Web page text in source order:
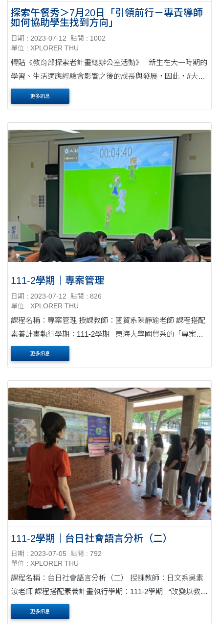
探索午餐秀＞7月20日「引領前行－專責導師
如何協助學生找到方向」
日期 : 2023-07-12
點閱 : 1002
單位 : XPLORER THU
轉貼《教育部探索者計畫總辦公室活動》 新生在大一時期的
學習、生活適應經驗會影響之後的成長與發展，因此，#大一
年 是大學生是否成功轉換的重要階段。 #Xplorer探索者計畫
和各師長一樣關心這個....
更多訊息
111-2學期｜專案管理
日期 : 2023-07-12
點閱 : 826
單位 : XPLORER THU
課程名稱：專案管理 授課教師：國貿系陳靜瑜老師 課程搭配
素養計畫執行學期：111-2學期 東海大學國貿系的「專案管
理」課程採取了一個很有趣和具體的教學方式，將學生發想
的專案作為整個學期....
更多訊息
111-2學期｜台日社會語言分析（二）
日期 : 2023-07-05
點閱 : 792
單位 : XPLORER THU
課程名稱：台日社會語言分析（二） 授課教師：日文系吳素
汝老師 課程搭配素養計畫執行學期：111-2學期 “改變以教師
為主體的單向式授課，採以學習者為中心，讓學習者進行觀
察，尋找新點....
更多訊息